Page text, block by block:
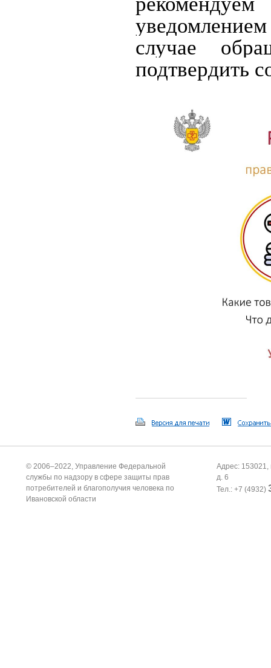
случае
подтвердить
© 2006–2022, Управление Федеральной
службы по надзору в сфере защиты прав
потребителей и благополучия человека по
Ивановской области
Адрес: 153021,
д. 6
Тел.: +7 (4932)